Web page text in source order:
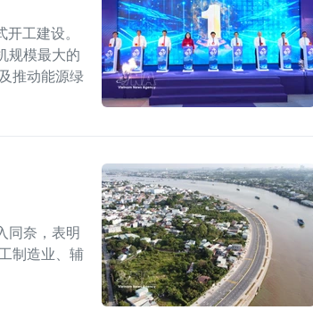
工建设。
规模最大的
推动能源绿
同奈，表明
制造业、辅